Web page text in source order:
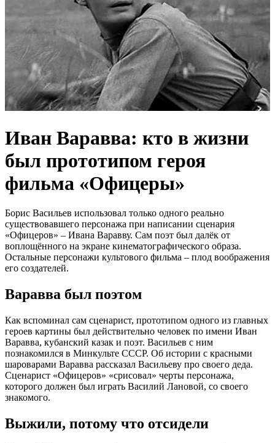
Иван Варавва: кто в жизни
был прототипом героя
фильма «Офицеры»
Борис Васильев использовал только одного реально
существовавшего персонажа при написании сценария
«Офицеров» – Ивана Варавву. Сам поэт был далёк от
воплощённого на экране кинематографического образа.
Остальные персонажи культового фильма – плод воображения
его создателей.
Варавва был поэтом
Как вспоминал сам сценарист, прототипом одного из главных
героев картины был действительно человек по имени Иван
Варавва, кубанский казак и поэт. Васильев с ним
познакомился в Минкульте СССР. Об истории с красными
шароварами Варавва рассказал Васильеву про своего деда.
Сценарист «Офицеров» «срисовал» черты персонажа,
которого должен был играть Василий Лановой, со своего
знакомого.
Выжили, потому что отсидели